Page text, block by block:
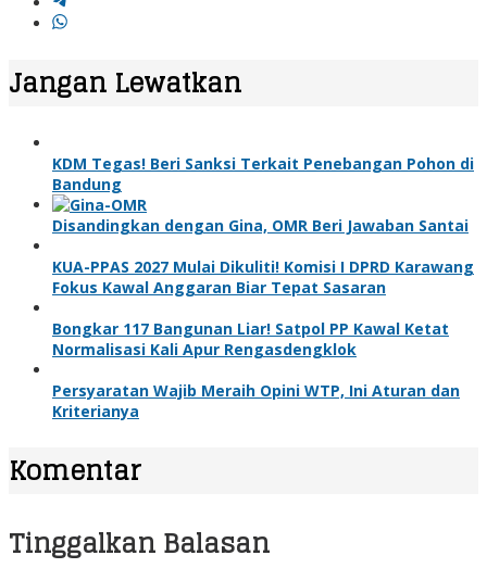
Jangan Lewatkan
KDM Tegas! Beri Sanksi Terkait Penebangan Pohon di
Bandung
Disandingkan dengan Gina, OMR Beri Jawaban Santai
KUA-PPAS 2027 Mulai Dikuliti! Komisi I DPRD Karawang
Fokus Kawal Anggaran Biar Tepat Sasaran
Bongkar 117 Bangunan Liar! Satpol PP Kawal Ketat
Normalisasi Kali Apur Rengasdengklok
Persyaratan Wajib Meraih Opini WTP, Ini Aturan dan
Kriterianya
Komentar
Tinggalkan Balasan